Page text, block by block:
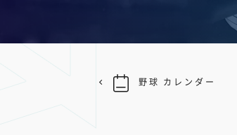
野球 カレンダー